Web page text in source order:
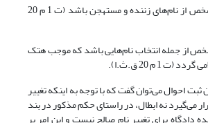
5ـ درصورتی‌که نام شخص از نام‌های زننده و مستهجن باشد (ت 1 م 20
از جمله انتخاب نام‌هایی باشد که موجب هتک
1 م 20 ق.ث.ا).
ماده 8 قانون ثبت احوال می‌توان گفت که با توجه به اینکه تغییر
می‌گیرد نه ابطال، در راستای حکم مذکور در بند